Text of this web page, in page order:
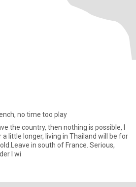
no time too play
the country, then nothing is possible, I
a little longer, living in Thailand will be for
in south of France. Serious,
I wi